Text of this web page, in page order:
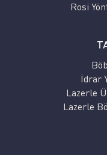
Rosi
İdrar
Lazerle
Lazerle